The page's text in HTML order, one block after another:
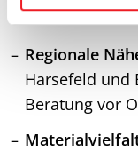
Regionale
Harsefeld und
Beratung vor